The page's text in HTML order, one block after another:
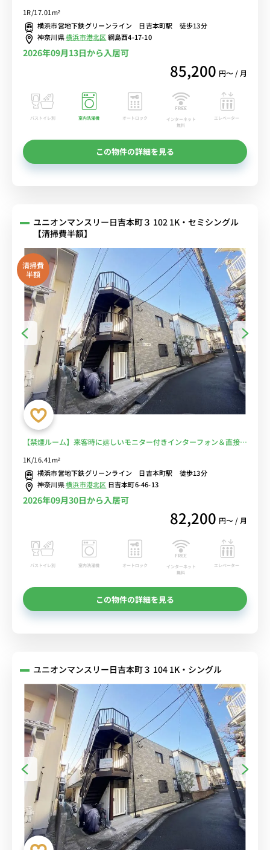
スーパー至近■選べるWi-Fi格安レンタル中！
1R/17.01m²
横浜市営地下鉄グリーンライン 日吉本町駅 徒歩13分
神奈川県横浜市港北区綱島西4-17-10
2026年09月13日から入居可
85,200 円〜 / 月
バストイレ別 室内洗濯機 オートロック
インターネット
無料
エレベーター
この物件の詳細を見る
ユニオンマンスリー日吉本町３ 102 1K・セミシングル
【清掃費半額】
清掃費
半額
【禁煙ルーム】来客時に嬉しいモニター付きインターフォン＆直接リ
り駅まで1駅■選べるWi-Fi格安レンタル中！
1K/16.41m²
横浜市営地下鉄グリーンライン 日吉本町駅 徒歩13分
神奈川県横浜市港北区 日吉本町6-46-13
2026年09月30日から入居可
82,200 円〜 / 月
バストイレ別 室内洗濯機 オートロック
インターネット
無料
エレベーター
この物件の詳細を見る
ユニオンマンスリー日吉本町３ 104 1K・シングル